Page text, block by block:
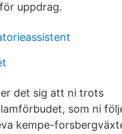
uppdrag.
det sig att ni trots
som ni
kempe-